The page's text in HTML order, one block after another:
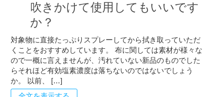
吹きかけて使用してもいいです
か？
対象物に直接たっぷりスプレーしてから拭き取っていただ
くことをおすすめしています。 布に関しては素材が様々な
ので一概に言えませんが、汚れていない新品のものでした
らそれほど有効塩素濃度は落ちないのではないでしょう
か。 以前、 […]